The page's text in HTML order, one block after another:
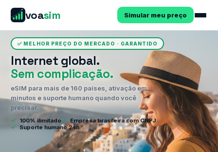
voasim Simular meu preço
✅ MELHOR PREÇO DO MERCADO · GARANTIDO
Internet global.
Sem complicação.
eSIM para mais de 160 países, ativação em
minutos e suporte humano quando você
precisar.
✓ 100% ilimitado✓
Empresa brasileira com CNPJ
✓
Suporte humano 24h